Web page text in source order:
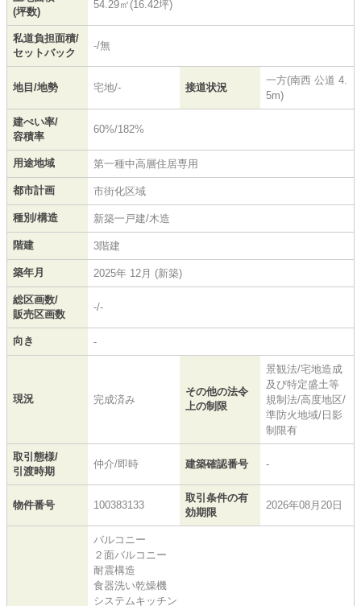
(坪数)
54.29㎡(16.42坪)
私道負担面積/
セットバック
-/無
地目/地勢 宅地/- 接道状況
一方(南西 公道 4.
5m)
建ぺい率/
容積率
60%/182%
用途地域 第一種中高層住居専用
都市計画 市街化区域
種別/構造 新築一戸建/木造
階建 3階建
築年月 2025年 12月 (新築)
総区画数/
販売区画数
-/-
向き -
現況 完成済み
その他の法令
上の制限
景観法/宅地造成
及び特定盛土等
規制法/高度地区/
準防火地域/日影
制限有
取引態様/
引渡時期
仲介/即時 建築確認番号 -
物件番号 100383133
取引条件の有
効期限
2026年08月20日
バルコニー
２面バルコニー
耐震構造
食器洗い乾燥機
システムキッチン